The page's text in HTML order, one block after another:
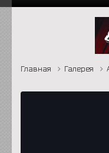
Главная Галерея